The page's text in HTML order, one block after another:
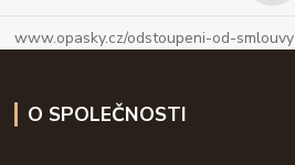
www.opasky.cz/odstoupeni-od-smlouvy
O SPOLEČNOSTI